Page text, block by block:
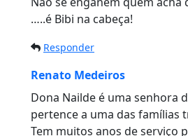
…..é Bibi na cabeça!
Responder
Renato Medeiros
Dona Nailde é uma senhora
pertence a uma das famílias
Tem muitos anos de serviço